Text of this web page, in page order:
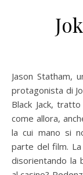
Jason Statham, uno dei duri della Hollywood di oggi, è il
protagonista di
Black Jack,
come allora,
la cui mano si
parte del film.
disorientando la